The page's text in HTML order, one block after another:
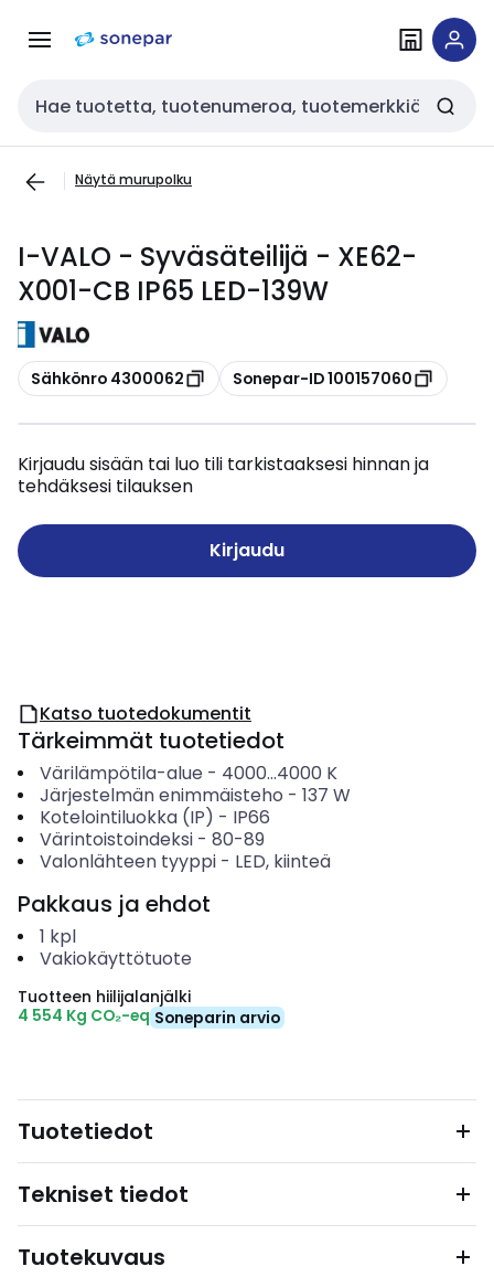
navigointiinsisältöön
Haku
Näytä murupolku
I-VALO - Syväsäteilijä - XE62-
X001-CB IP65 LED-139W
Kopioi
Sähkönro 4300062 Kopioi
Sonepar-ID 100157060
Kirjaudu sisään tai luo tili tarkistaaksesi hinnan ja
tehdäksesi tilauksen
Kirjaudu
Katso tuotedokumentit
Tärkeimmät tuotetiedot
Värilämpötila-alue - 4000...4000 K
Järjestelmän enimmäisteho - 137 W
Kotelointiluokka (IP) - IP66
Värintoistoindeksi- 80-89
Valonlähteen tyyppi- LED, kiinteä
Pakkaus ja ehdot
1 kpl
Vakiokäyttötuote
Tuotteen hiilijalanjälki
4 554 Kg CO₂-eq Soneparin arvio
Tuotetiedot
Tekniset tiedot
Tuotekuvaus